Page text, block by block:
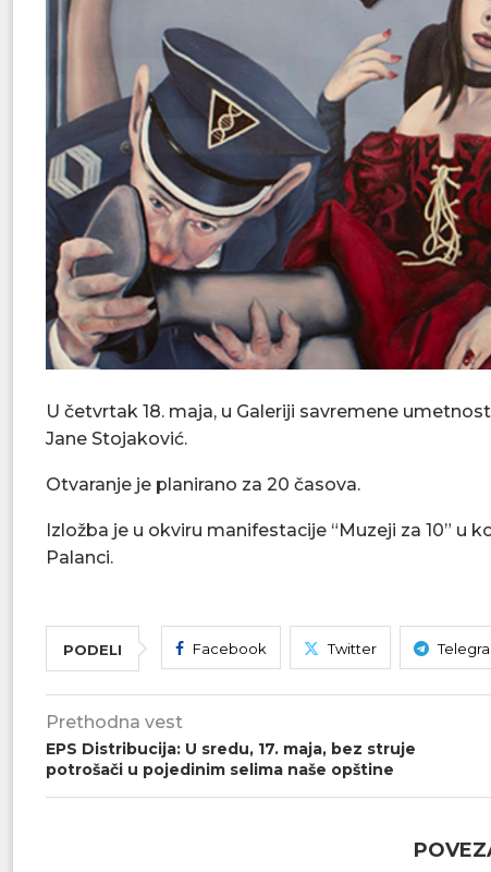
U četvrtak 18. maja, u Galeriji savremene
Jane Stojaković.
Otvaranje je planirano za 20 časova.
Izložba je u okviru manifestacije “Muzeji za 10” u
Palanci.
PODELI Facebook Twitter
Prethodna vest
EPS Distribucija: U sredu, 17. maja, bez struje
potrošači u pojedinim selima naše opštine